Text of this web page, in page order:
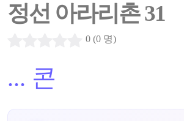
정선 아라리촌 31
0 (0 명)
... 콘